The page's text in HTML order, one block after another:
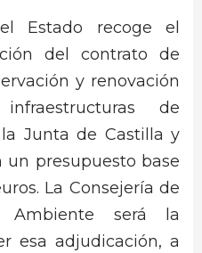
Estado recoge el
del contrato de
y renovación
de
Junta de Castilla y
un presupuesto base
La Consejería de
Ambiente será la
esa adjudicación, a